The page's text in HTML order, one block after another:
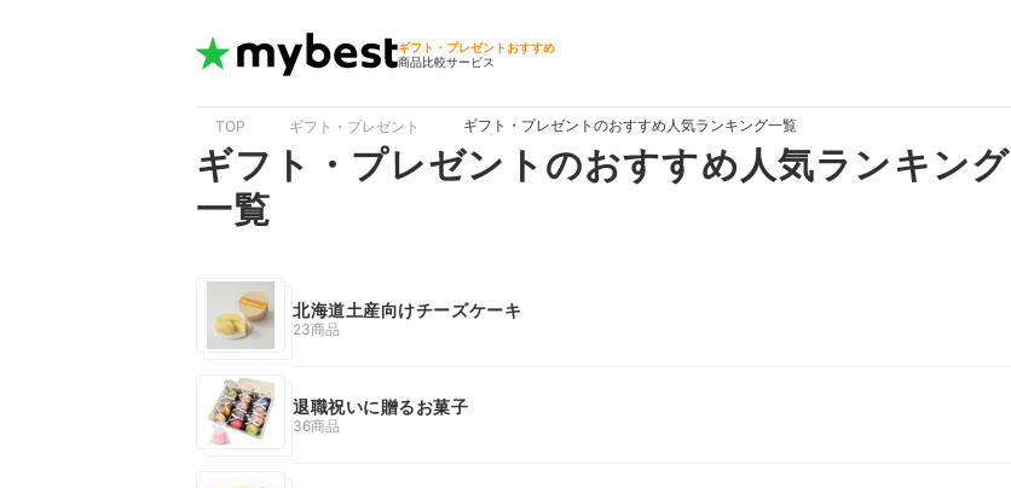
ギフト・プレゼントおすすめ
商品比較サービス
TOP ギフト・プレゼント ギフト・プレゼントのおすすめ人気ランキング一覧
ギフト・プレゼントのおすすめ人気ランキング
一覧
北海道土産向けチーズケーキ
23商品
退職祝いに贈るお菓子
36商品